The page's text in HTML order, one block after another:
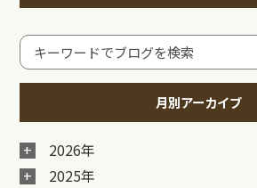
月別アーカイブ
2026年
2025年